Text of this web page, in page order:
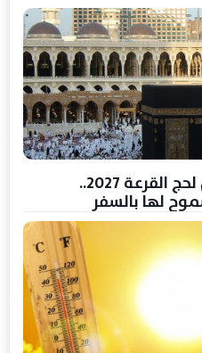
الداخلية تفتح باب التقديم لحج القرعة 2027..
لها بالسفر